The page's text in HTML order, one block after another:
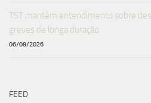
TST mantém entendimento sobre
greves de longa duração
06/08/2026
FEED